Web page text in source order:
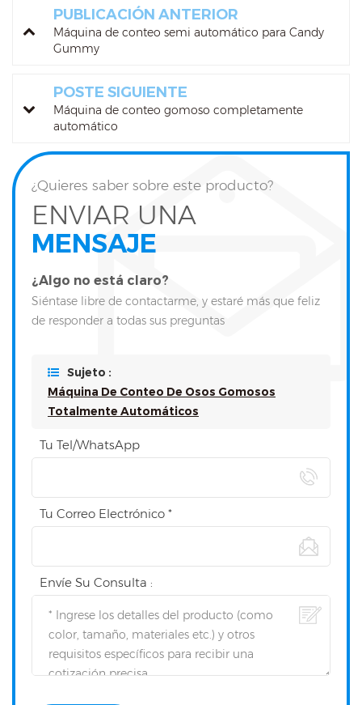
PUBLICACIÓN ANTERIOR
Máquina de conteo semi automático para Candy
Gummy
POSTE SIGUIENTE
Máquina de conteo gomoso completamente
automático
¿Quieres saber sobre este producto?
ENVIAR UNA
MENSAJE
¿Algo no está claro?
Siéntase libre de contactarme, y estaré más que feliz
de responder a todas sus preguntas
Sujeto :
Máquina De Conteo De Osos Gomosos
Totalmente Automáticos
Tu Tel/WhatsApp
Tu Correo Electrónico *
Envíe Su Consulta :